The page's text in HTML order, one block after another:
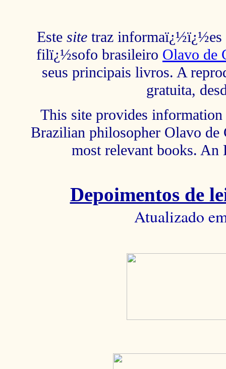
Este site traz informaï¿½ï¿½es
filï¿½sofo brasileiro Olavo de
seus principais livros. A
gratuita,
This site provides
Brazilian philosopher Olavo de
most relevant books.
Depoimentos de
Atualizado